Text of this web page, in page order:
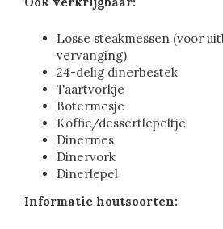
Losse steakmessen (voor
vervanging)
24-delig dinerbestek
Taartvorkje
Botermesje
Koffie/dessertlepeltje
Dinermes
Dinervork
Dinerlepel
Informatie houtsoorten: